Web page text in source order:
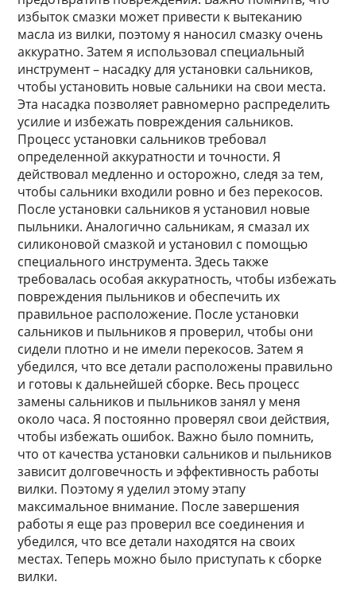
избыток смазки может привести к вытеканию
масла из вилки, поэтому я наносил смазку очень
аккуратно. Затем я использовал специальный
инструмент – насадку для установки сальников,
чтобы установить новые сальники на свои места.
Эта насадка позволяет равномерно распределить
усилие и избежать повреждения сальников.
Процесс установки сальников требовал
определенной аккуратности и точности. Я
действовал медленно и осторожно, следя за тем,
чтобы сальники входили ровно и без перекосов.
После установки сальников я установил новые
пыльники. Аналогично сальникам, я смазал их
силиконовой смазкой и установил с помощью
специального инструмента. Здесь также
требовалась особая аккуратность, чтобы избежать
повреждения пыльников и обеспечить их
правильное расположение. После установки
сальников и пыльников я проверил, чтобы они
сидели плотно и не имели перекосов. Затем я
убедился, что все детали расположены правильно
и готовы к дальнейшей сборке. Весь процесс
замены сальников и пыльников занял у меня
около часа. Я постоянно проверял свои действия,
чтобы избежать ошибок. Важно было помнить,
что от качества установки сальников и пыльников
зависит долговечность и эффективность работы
вилки. Поэтому я уделил этому этапу
максимальное внимание. После завершения
работы я еще раз проверил все соединения и
убедился, что все детали находятся на своих
местах. Теперь можно было приступать к сборке
вилки.